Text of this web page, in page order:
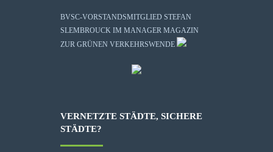
BVSC-VORSTANDSMITGLIED STEFAN
SLEMBROUCK IM MANAGER MAGAZIN
ZUR GRÜNEN VERKEHRSWENDE
VERNETZTE STÄDTE, SICHERE
STÄDTE?